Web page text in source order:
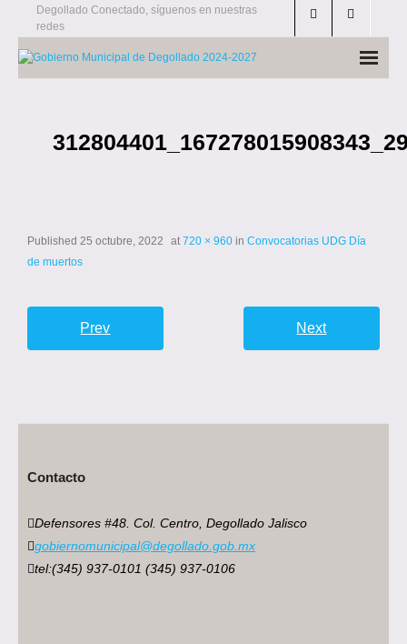
Skip
content
Degollado Conectado, síguenos en nuestras
redes
Published 25 octubre, 2022 at720 × 960 in Convocatorias UDG Día
de muertos
Prev Next
Contacto
Defensores #48. Col. Centro, Degollado Jalisco
gobiernomunicipal@degollado.gob.mx
tel:(345) 937-0101 (345) 937-0106